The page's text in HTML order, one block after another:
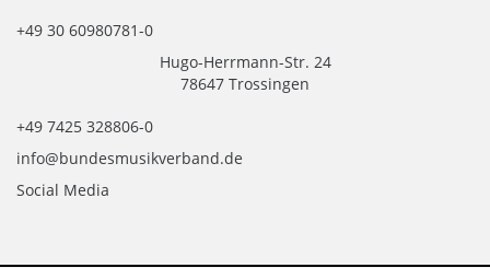
+49 30 60980781-0
Hugo-Herrmann-Str. 24
78647 Trossingen
+49 7425 328806-0
info@bundesmusikverband.de
Social Media